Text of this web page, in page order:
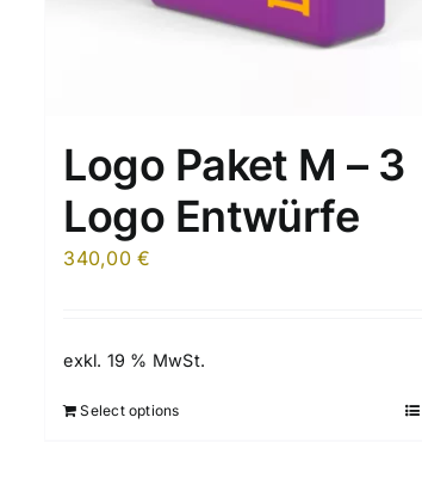
Logo Paket M – 3
Logo Entwürfe
340,00€
exkl. 19 % MwSt.
Select options